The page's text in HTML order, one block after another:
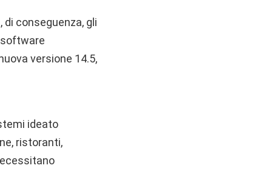
di conseguenza, gli
versione 14.5,
ideato
ristoranti,